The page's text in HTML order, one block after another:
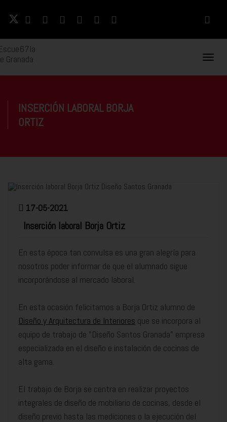
Movil
INSERCIÓN LABORAL BORJA
ORTIZ
17-05-2021
Inserción laboral Borja Ortiz
En esta época tan convulsa es una gran alegría para
nosotros poder informar de que el alumnado sigue
incorporándose al mercado laboral.
En esta ocasión felicitamos a Borja Ortiz alumno de
Diseño y Arquitectura de Interiores que se incorpora al
equipo de trabajo de "Diseño Santos Granada" empresa
especializada en el diseño e instalación de cocinas de
alta gama.
El trabajo de Borja se centra en realizar proyectos
integrales de diseño de mobiliario de cocinas, desde el
diseño previo hasta las mediciones o la ejecución del